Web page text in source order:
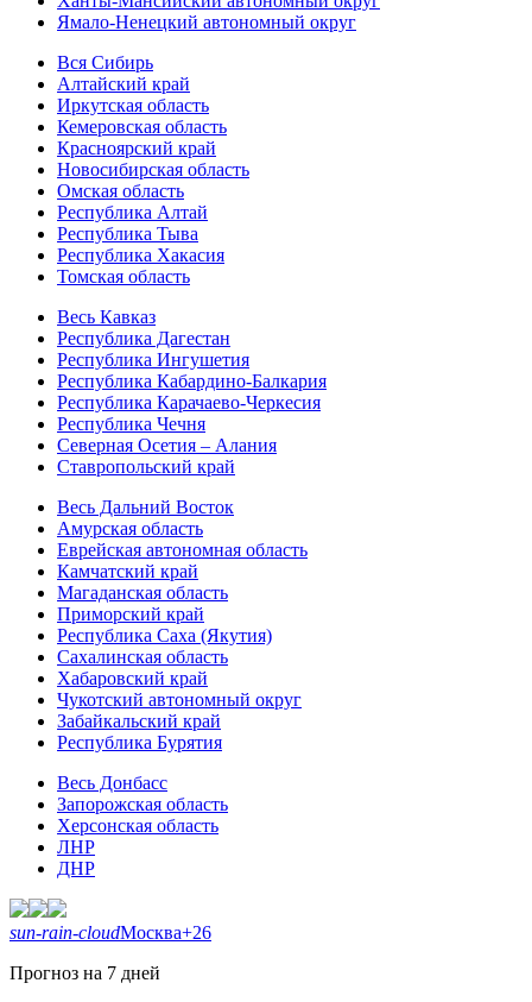
Ямало-Ненецкий автономный округ
Вся Сибирь
Алтайский край
Иркутская область
Кемеровская область
Красноярский край
Новосибирская область
Омская область
Республика Алтай
Республика Тыва
Республика Хакасия
Томская область
Весь Кавказ
Республика Дагестан
Республика Ингушетия
Республика Кабардино-Балкария
Республика Карачаево-Черкесия
Республика Чечня
Северная Осетия – Алания
Ставропольский край
Весь Дальний Восток
Амурская область
Еврейская автономная область
Камчатский край
Магаданская область
Приморский край
Республика Саха (Якутия)
Сахалинская область
Хабаровский край
Чукотский автономный округ
Забайкальский край
Республика Бурятия
Весь Донбасс
Запорожская область
Херсонская область
ЛНР
ДНР
sun-rain-cloudМосква+26
Прогноз на 7 дней